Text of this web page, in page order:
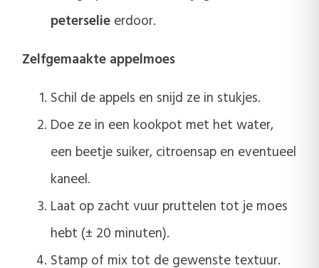
peterselie erdoor.
Zelfgemaakte appelmoes
Schil de appels en snijd ze in stukjes.
Doe ze in een kookpot met het water,
een beetje suiker, citroensap en eventueel
kaneel.
Laat op zacht vuur pruttelen tot je moes
hebt (± 20 minuten).
Stamp of mix tot de gewenste textuur.